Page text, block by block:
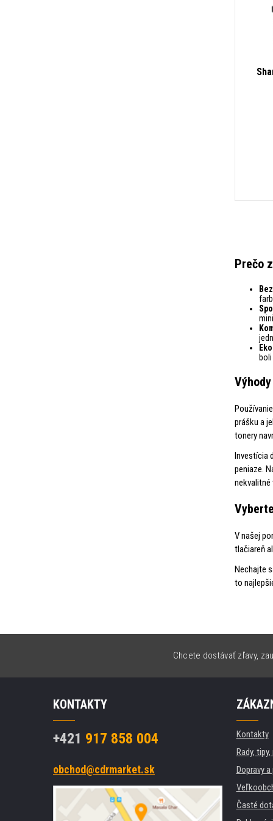
Prečo
boli
prášku a
tonery
Investícia
peniaze.
nekvalitné
V našej
tlačiareň
Nechajte
to
Chcete dostávať zľavy,
KONTAKTY
+421 917 858 004
obchod@cdrmarket.sk
Kontakty
Rady,
Dopravy
Časté